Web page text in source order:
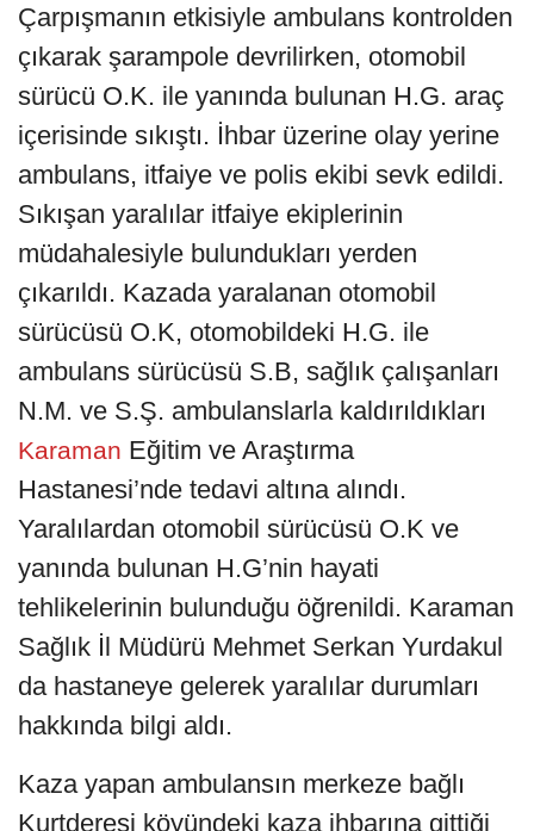
Çarpışmanın etkisiyle ambulans kontrolden
çıkarak şarampole devrilirken, otomobil
sürücü O.K. ile yanında bulunan H.G. araç
içerisinde sıkıştı. İhbar üzerine olay yerine
ambulans, itfaiye ve polis ekibi sevk edildi.
Sıkışan yaralılar itfaiye ekiplerinin
müdahalesiyle bulundukları yerden
çıkarıldı. Kazada yaralanan otomobil
sürücüsü O.K, otomobildeki H.G. ile
ambulans sürücüsü S.B, sağlık çalışanları
N.M. ve S.Ş. ambulanslarla kaldırıldıkları
Karaman Eğitim ve Araştırma
Hastanesi’nde tedavi altına alındı.
Yaralılardan otomobil sürücüsü O.K ve
yanında bulunan H.G’nin hayati
tehlikelerinin bulunduğu öğrenildi. Karaman
Sağlık İl Müdürü Mehmet Serkan Yurdakul
da hastaneye gelerek yaralılar durumları
hakkında bilgi aldı.
Kaza yapan ambulansın merkeze bağlı
Kurtderesi köyündeki kaza ihbarına gittiği